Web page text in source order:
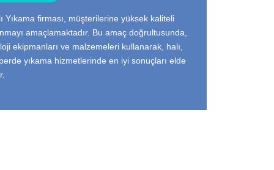
Yıkama firması, müşterilerine yüksek kaliteli
amaçlamaktadır. Bu amaç doğrultusunda,
ekipmanları ve malzemeleri kullanarak, halı,
yıkama hizmetlerinde en iyi sonuçları elde